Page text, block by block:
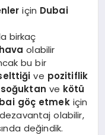
için Dubai
birkaç
olabilir
bu bir
ve pozitiflik
ve kötü
göç etmekiçin
dezavantaj olabilir,
değindik.